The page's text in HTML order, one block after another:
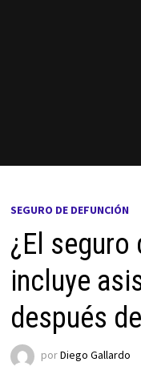
SEGURO DE DEFUNCIÓN
¿El seguro
incluye
después
porDiego Gallardo